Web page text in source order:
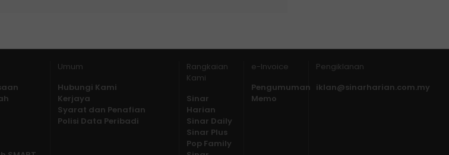
Umum
Hubungi Kami
Kerjaya
Syarat dan Penafian
Polisi Data Peribadi
Rangkaian
Kami
Sinar
Harian
Sinar Daily
Sinar Plus
Pop Family
e-Invoice
Pengumuman
Memo
Pengiklanan
iklan@sinarharian.com.my